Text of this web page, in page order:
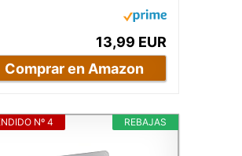
13,99 EUR
Comprar en Amazon
REBAJAS
Nº 4